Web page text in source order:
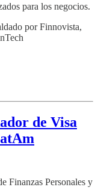
para los negocios.
por Finnovista,
de Visa
Personales y